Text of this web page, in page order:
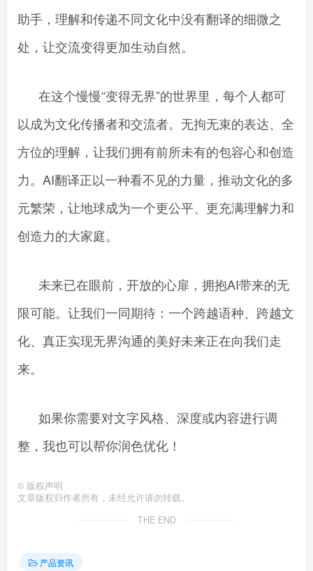
助手，理解和传递不同文化中没有翻译的细微之
处，让交流变得更加生动自然。
在这个慢慢“变得无界”的世界里，每个人都可
以成为文化传播者和交流者。无拘无束的表达、全
方位的理解，让我们拥有前所未有的包容心和创造
力。AI翻译正以一种看不见的力量，推动文化的多
元繁荣，让地球成为一个更公平、更充满理解力和
创造力的大家庭。
未来已在眼前，开放的心扉，拥抱AI带来的无
限可能。让我们一同期待：一个跨越语种、跨越文
化、真正实现无界沟通的美好未来正在向我们走
来。
如果你需要对文字风格、深度或内容进行调
整，我也可以帮你润色优化！
© 版权声明
文章版权归作者所有，未经允许请勿转载。
THE END
产品资讯